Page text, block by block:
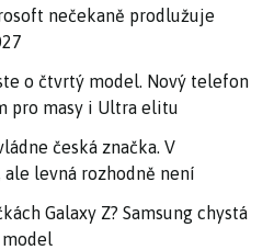
nečekaně prodlužuje
o čtvrtý model. Nový telefon
pro masy i Ultra elitu
česká značka. V
levná rozhodně není
Galaxy Z? Samsung chystá